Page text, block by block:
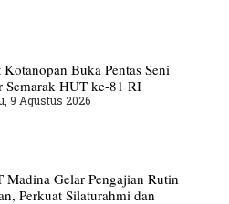
Kotanopan Buka Pentas Seni
Semarak HUT ke-81 RI
9 Agustus 2026
Madina Gelar Pengajian Rutin
Perkuat Silaturahmi dan